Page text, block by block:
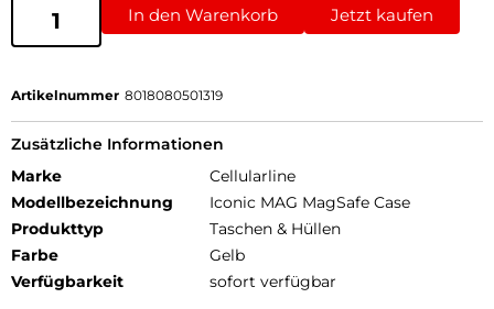
In den Warenkorb Jetzt kaufen
Artikelnummer 8018080501319
Zusätzliche Informationen
Marke
Cellularline
Modellbezeichnung
Iconic MAG MagSafe Case
Produkttyp
Taschen & Hüllen
Farbe
Gelb
Verfügbarkeit
sofort verfügbar